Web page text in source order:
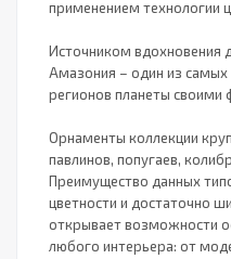
применением технологии
Источником вдохновения
Амазония – один из самых
регионов планеты своими
Орнаменты коллекции
павлинов, попугаев,
Преимущество данных
цветности и достаточно
открывает возможности
любого интерьера: от